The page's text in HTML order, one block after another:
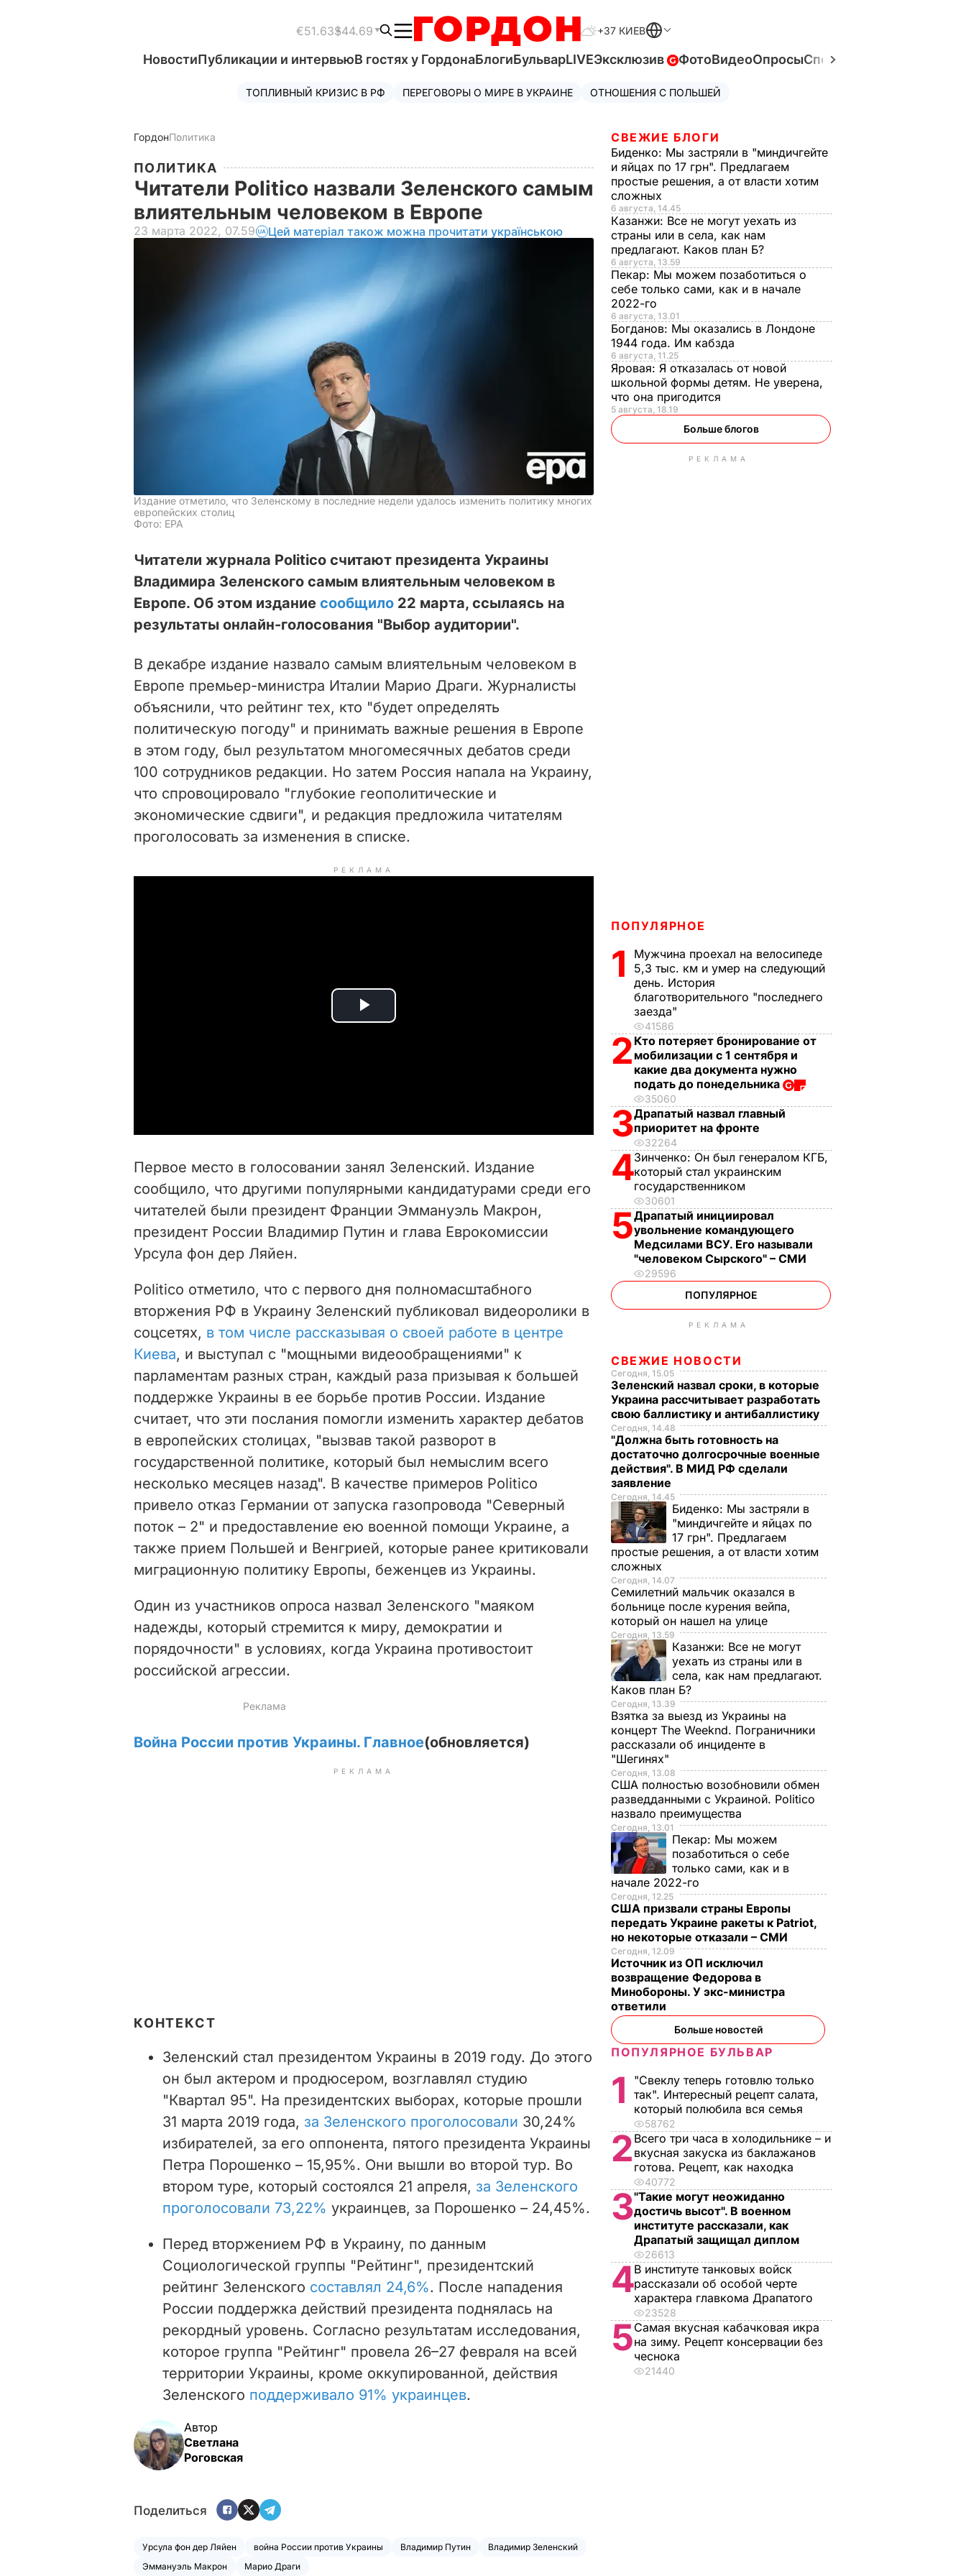
€51.63$44.69 +37 КИЕВ
НовостиПубликации и интервьюВ гостях у ГордонаБлогиБульварLIVEЭксклюзив ФотоВидеоОпросыСпецпроекты
ТОПЛИВНЫЙ КРИЗИС В РФ ПЕРЕГОВОРЫ О МИРЕ В УКРАИНЕ ОТНОШЕНИЯ С ПОЛЬШЕЙ
ГордонПолитика
ПОЛИТИКА
Читатели Politico назвали Зеленского самым
влиятельным человеком в Европе
23 марта 2022, 07.59 Цей матеріал також можна прочитати українською
Издание отметило, что Зеленскому в последние недели удалось изменить политику многих
европейских столиц
Фото: EPA
Читатели журнала Politico считают президента Украины
Владимира Зеленского самым влиятельным человеком в
Европе. Об этом издание сообщило 22 марта, ссылаясь на
результаты онлайн-голосования "Выбор аудитории".
В декабре издание назвало самым влиятельным человеком в
Европе премьер-министра Италии Марио Драги. Журналисты
объяснили, что рейтинг тех, кто "будет определять
политическую погоду" и принимать важные решения в Европе
в этом году, был результатом многомесячных дебатов среди
100 сотрудников редакции. Но затем Россия напала на Украину,
что спровоцировало "глубокие геополитические и
экономические сдвиги", и редакция предложила читателям
проголосовать за изменения в списке.
РЕКЛАМА
P
i
d
o
Первое место в голосовании занял Зеленский. Издание
сообщило, что другими популярными кандидатурами среди его
читателей были президент Франции Эммануэль Макрон,
президент России Владимир Путин и глава Еврокомиссии
Урсула фон дер Ляйен.
Politico отметило, что с первого дня полномасштабного
вторжения РФ в Украину Зеленский публиковал видеоролики в
соцсетях, в том числе рассказывая о своей работе в центре
Киева, и выступал с "мощными видеообращениями" к
парламентам разных стран, каждый раза призывая к большей
поддержке Украины в ее борьбе против России. Издание
считает, что эти послания помогли изменить характер дебатов
в европейских столицах, "вызвав такой разворот в
государственной политике, который был немыслим всего
несколько месяцев назад". В качестве примеров Politico
привело отказ Германии от запуска газопровода "Северный
поток – 2" и предоставление ею военной помощи Украине, а
также прием Польшей и Венгрией, которые ранее критиковали
миграционную политику Европы, беженцев из Украины.
Один из участников опроса назвал Зеленского "маяком
надежды, который стремится к миру, демократии и
порядочности" в условиях, когда Украина противостоит
российской агрессии.
Война России против Украины. Главное(обновляется)
РЕКЛАМА
КОНТЕКСТ
Зеленский стал президентом Украины в 2019 году. До этого
он был актером и продюсером, возглавлял студию
"Квартал 95". На президентских выборах, которые прошли
31 марта 2019 года, за Зеленского проголосовали 30,24%
избирателей, за его оппонента, пятого президента Украины
Петра Порошенко – 15,95%. Они вышли во второй тур. Во
втором туре, который состоялся 21 апреля, за Зеленского
проголосовали 73,22% украинцев, за Порошенко – 24,45%.
Перед вторжением РФ в Украину, по данным
Социологической группы "Рейтинг", президентский
рейтинг Зеленского составлял 24,6%. После нападения
России поддержка действий президента поднялась на
рекордный уровень. Согласно результатам исследования,
которое группа "Рейтинг" провела 26–27 февраля на всей
территории Украины, кроме оккупированной, действия
Зеленского поддерживало 91% украинцев.
Автор
Светлана
Роговская
Поделиться
Урсула фон дер Ляйен война России против Украины Владимир Путин
Владимир Зеленский
Эммануэль Макрон
Марио Драги
СВЕЖИЕ БЛОГИ
Биденко: Мы застряли в "миндичгейте
и яйцах по 17 грн". Предлагаем
простые решения, а от власти хотим
сложных
6 августа, 14.45
Казанжи: Все не могут уехать из
страны или в села, как нам
предлагают. Каков план Б?
6 августа, 13.59
Пекар: Мы можем позаботиться о
себе только сами, как и в начале
2022-го
6 августа, 13.01
Богданов: Мы оказались в Лондоне
1944 года. Им кабзда
6 августа, 11.25
Яровая: Я отказалась от новой
школьной формы детям. Не уверена,
что она пригодится
5 августа, 18.19
Больше блогов
РЕКЛАМА
ПОПУЛЯРНОЕ
1
Мужчина проехал на велосипеде
5,3 тыс. км и умер на следующий
день. История
благотворительного "последнего
заезда"
41586
2 Кто потеряет бронирование от
мобилизации с 1 сентября и
какие два документа нужно
подать до понедельника
35060
3Драпатый назвал главный
приоритет на фронте
32264
4Зинченко: Он был генералом КГБ,
который стал украинским
государственником
30601
5Драпатый инициировал
увольнение командующего
Медсилами ВСУ. Его называли
"человеком Сырского" – СМИ
29596
ПОПУЛЯРНОЕ
РЕКЛАМА
СВЕЖИЕ НОВОСТИ
Сегодня, 15.05
Зеленский назвал сроки, в которые
Украина рассчитывает разработать
свою баллистику и антибаллистику
Сегодня, 14.48
"Должна быть готовность на
достаточно долгосрочные военные
действия". В МИД РФ сделали
заявление
Сегодня, 14.45
Биденко: Мы застряли в
"миндичгейте и яйцах по
17 грн". Предлагаем
простые решения, а от власти хотим
сложных
Сегодня, 14.07
Семилетний мальчик оказался в
больнице после курения вейпа,
который он нашел на улице
Сегодня, 13.59
Казанжи: Все не могут
уехать из страны или в
села, как нам предлагают.
Каков план Б?
Сегодня, 13.39
Взятка за выезд из Украины на
концерт The Weeknd. Пограничники
рассказали об инциденте в
"Шегинях"
Сегодня, 13.08
США полностью возобновили обмен
разведданными с Украиной. Politico
назвало преимущества
Сегодня, 13.01
Пекар: Мы можем
позаботиться о себе
только сами, как и в
начале 2022-го
Сегодня, 12.25
США призвали страны Европы
передать Украине ракеты к Patriot,
но некоторые отказали – СМИ
Сегодня, 12.09
Источник из ОП исключил
возвращение Федорова в
Минобороны. У экс-министра
ответили
Больше новостей
ПОПУЛЯРНОЕ БУЛЬВАР
1
"Свеклу теперь готовлю только
так". Интересный рецепт салата,
который полюбила вся семья
58762
2 Всего три часа в холодильнике – и
вкусная закуска из баклажанов
готова. Рецепт, как находка
40772
3"Такие могут неожиданно
достичь высот". В военном
институте рассказали, как
Драпатый защищал диплом
26613
4В институте танковых войск
рассказали об особой черте
характера главкома Драпатого
23528
5Самая вкусная кабачковая икра
на зиму. Рецепт консервации без
чеснока
21440